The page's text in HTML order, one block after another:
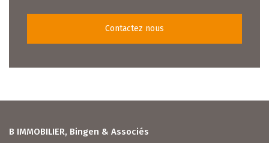
Contactez nous
B IMMOBILIER, Bingen & Associés